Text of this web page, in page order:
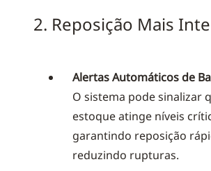
2. Reposição Mais
Alertas Automáticos de
O sistema pode sinalizar
estoque atinge níveis
garantindo reposição
reduzindo rupturas.